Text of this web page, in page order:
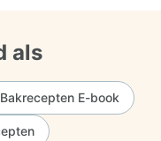
als
E-book